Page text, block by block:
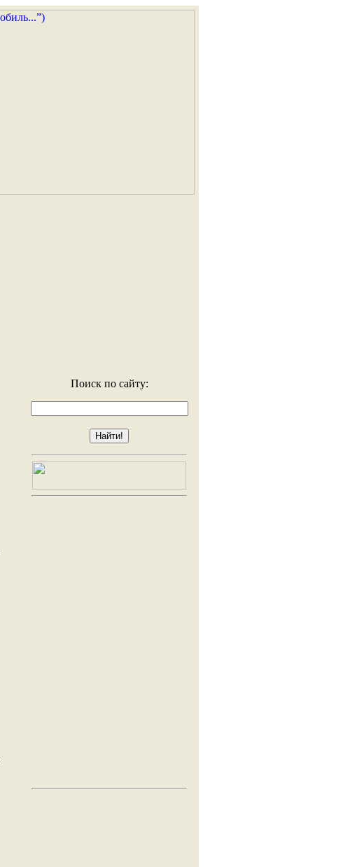
Поиск по сайту: